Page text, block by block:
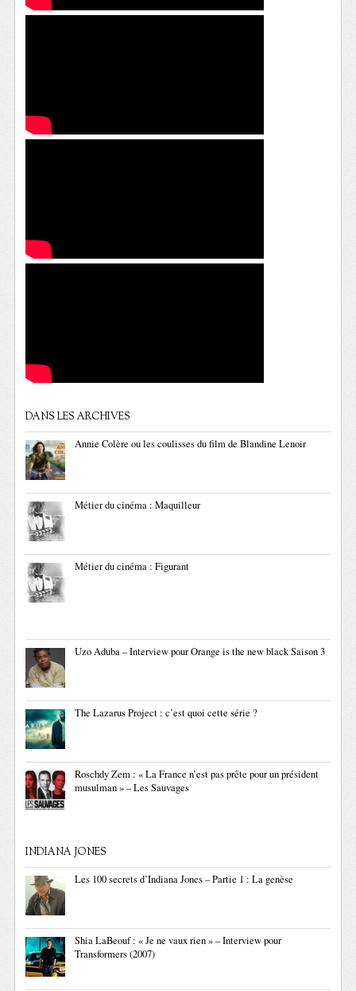
DANS LES ARCHIVES
Annie Colère ou les coulisses du film de Blandine Lenoir
Métier du cinéma : Maquilleur
Métier du cinéma : Figurant
Uzo Aduba – Interview pour Orange is the new black Saison 3
The Lazarus Project : c’est quoi cette série ?
Roschdy Zem : « La France n’est pas prête pour un président
musulman » – Les Sauvages
INDIANA JONES
Les 100 secrets d’Indiana Jones – Partie 1 : La genèse
Shia LaBeouf : « Je ne vaux rien » – Interview pour
Transformers (2007)